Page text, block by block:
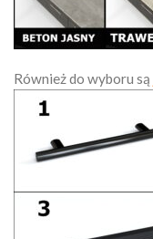
Również do wyboru są